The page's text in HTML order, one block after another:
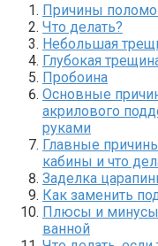
Причины
Что делать?
Небольшая
Глубокая
Пробоина
Основные
акрилового
руками
Главные
кабины и что
Заделка
Как заменить
Плюсы и
ванной